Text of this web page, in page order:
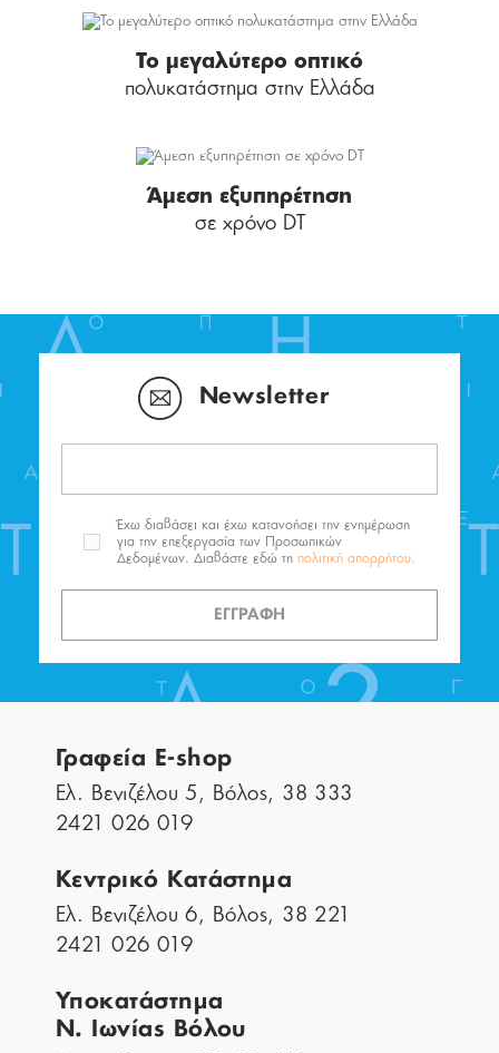
Το μεγαλύτερο οπτικό
πολυκατάστημα στην Ελλάδα
Άμεση εξυπηρέτηση
σε χρόνο DT
Newsletter
ΕΓΓΡΑΦΗ
Έχω διαβάσει και έχω κατανοήσει την ενημέρωση
για την επεξεργασία των Προσωπικών
Δεδομένων. Διαβάστε εδώ τη πολιτική απορρήτου.
Γραφεία E-shop
Ελ. Βενιζέλου 5, Βόλος, 38 333
2421 026 019
Κεντρικό Κατάστημα
Ελ. Βενιζέλου 6, Βόλος, 38 221
2421 026 019
Υποκατάστημα
Ν. Ιωνίας Βόλου